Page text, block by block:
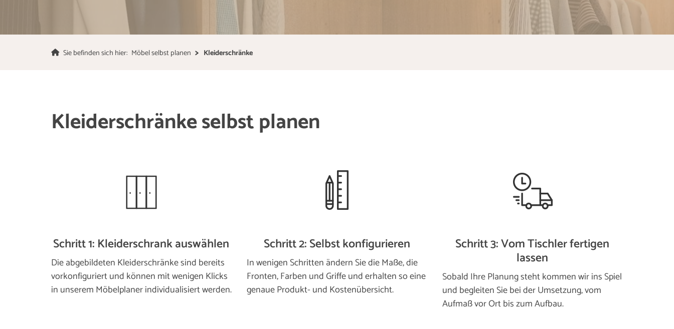
Sie befinden sich hier: Möbel selbst planen Kleiderschränke
Kleiderschränke selbst planen
Schritt 1: Kleiderschrank auswählen
Die abgebildeten Kleiderschränke sind bereits
vorkonfiguriert und können mit wenigen Klicks
in unserem Möbelplaner individualisiert werden.
Schritt 2: Selbst konfigurieren
In wenigen Schritten ändern Sie die Maße, die
Fronten, Farben und Griffe und erhalten so eine
genaue Produkt- und Kostenübersicht.
Schritt 3: Vom Tischler fertigen
lassen
Sobald Ihre Planung steht kommen wir ins Spiel
und begleiten Sie bei der Umsetzung, vom
Aufmaß vor Ort bis zum Aufbau.